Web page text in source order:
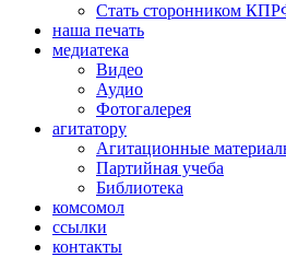
Стать сторонником
наша печать
медиатека
Видео
Аудио
Фотогалерея
агитатору
Агитационные
Партийная учеба
Библиотека
комсомол
ссылки
контакты